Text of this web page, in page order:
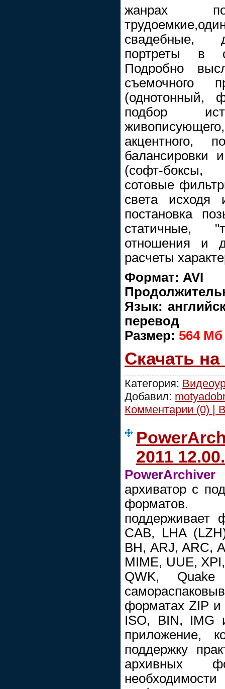
жанрах
свадебные,
портреты в
Подробно
съемочного
(однотонный,
подбор
акцентного,
балансировки
(софт-боксы,
сотовые
света исходя
постановка
статичные,
отношения и
расчеты
Формат: AVI
Язык:
перевод
Размер: 564 Mб
Скачать
Категория:
Добавил:
Комментарии (0) |
2011
PowerArchiver
архиватор с
форматов.
поддерживает
CAB, LHA
BH, ARJ, ARC,
MIME, UUE,
QWK,
форматах ZIP и
ISO, BIN, IMG
приложение,
поддержку
архивных